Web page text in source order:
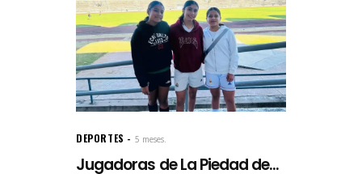
DEPORTES 5 meses.
Jugadoras de La Piedad de...